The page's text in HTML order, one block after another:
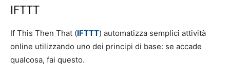
IFTTT
If This Then That (IFTTT) automatizza semplici attività
online utilizzando uno dei principi di base: se accade
qualcosa, fai questo.